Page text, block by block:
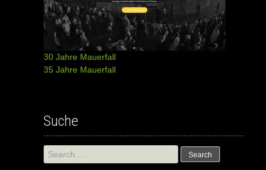
30 Jahre Mauerfall
35 Jahre Mauerfall
Suche
Search
for: